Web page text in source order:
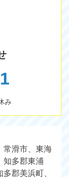
み
常滑市、東海
知多郡東浦
郡美浜町、